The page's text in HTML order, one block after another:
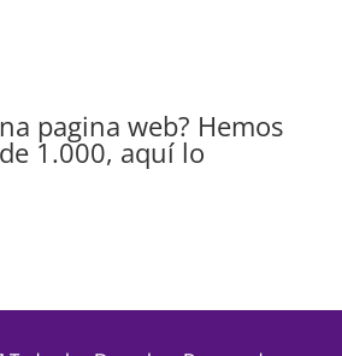
pagina web? Hemos
1.000, aquí lo